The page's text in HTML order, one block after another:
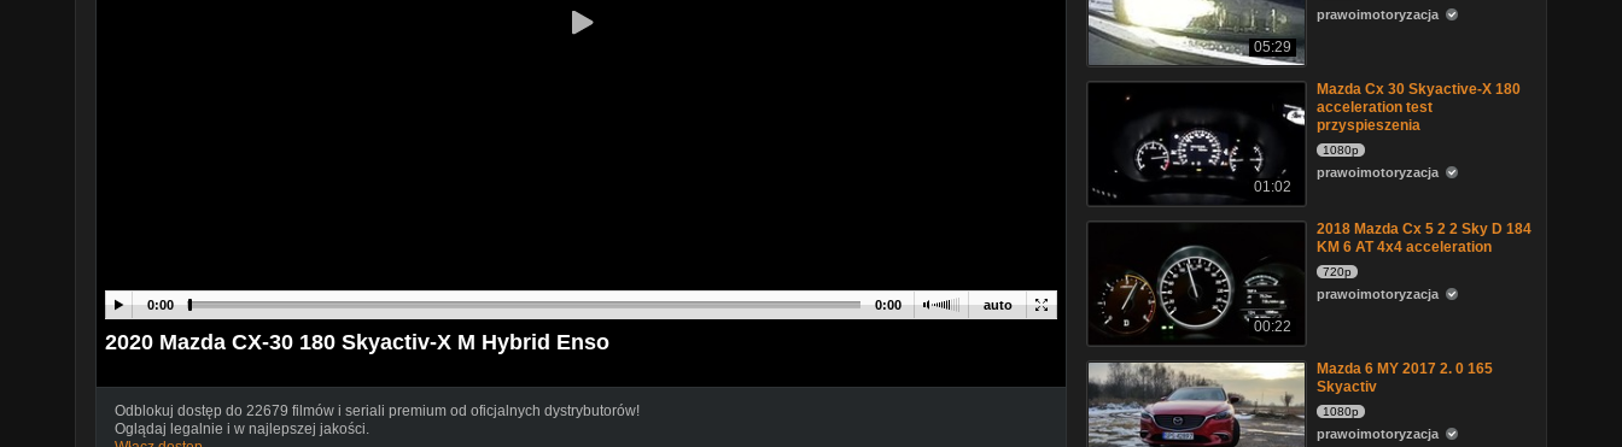
auto
0:00 0:00
2020 Mazda CX-30 180 Skyactiv-X M Hybrid Enso
Odblokuj dostęp do 22679 filmów i seriali premium od oficjalnych dystrybutorów!
Oglądaj legalnie i w najlepszej jakości.
05:29
prawoimotoryzacja
01:02
Mazda Cx 30 Skyactive-X 180
acceleration test
przyspieszenia
1080p
prawoimotoryzacja
00:22
2018 Mazda Cx 5 2 2 Sky D 184
KM 6 AT 4x4 acceleration
720p
prawoimotoryzacja
Mazda 6 MY 2017 2. 0 165
Skyactiv
1080p
prawoimotoryzacja